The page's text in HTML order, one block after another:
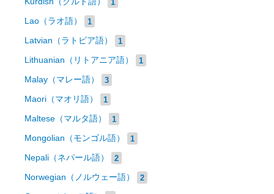
Lao（ラオ語） 1
Latvian（ラトビア語） 1
Lithuanian（リトアニア語） 1
Malay（マレー語） 3
Maori（マオリ語） 1
Maltese（マルタ語） 1
Mongolian（モンゴル語） 1
Nepali（ネパール語） 2
Norwegian（ノルウェー語） 2